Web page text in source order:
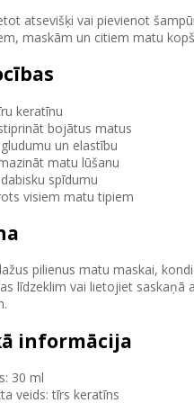
atsevišķi vai pievienot
maskām un citiem matu
keratīnu
bojātus matus
un elastību
matu lūšanu
spīdumu
visiem matu tipiem
pilienus matu maskai,
līdzeklim vai lietojiet saskaņā
informācija
30 ml
veids: tīrs keratīns